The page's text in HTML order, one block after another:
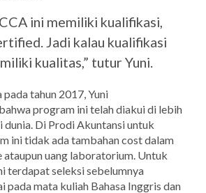
ini memiliki kualifikasi,
Jadi kalau kualifikasi
kualitas,” tutur Yuni.
tahun 2017, Yuni
program ini telah diakui di lebih
dunia. Di Prodi Akuntansi untuk
ini tidak ada tambahancostdalam
ataupun uang laboratorium. Untuk
terdapat seleksi sebelumnya
pada mata kuliah Bahasa Inggris dan